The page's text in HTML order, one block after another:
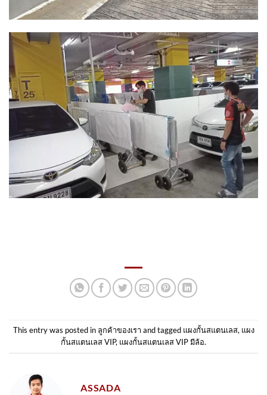
This entry was posted in ลูกค้าของเรา and tagged แผงกั้นสแตนเลส, แผง
กั้นสแตนเลส VIP, แผงกั้นสแตนเลส VIP มีล้อ.
ASSADA